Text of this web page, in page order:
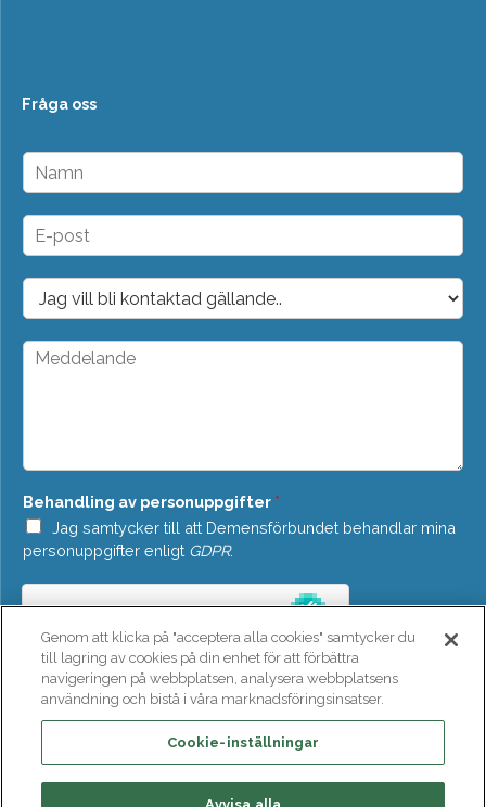
Fråga oss
N
m
n
E
p
o
t
*
D
o
p
M
a
d
e
*
Behandling av personuppgifter *
Jag samtycker till att Demensförbundet behandlar mina
personuppgifter enligt GDPR.
SKICKA
Genom att klicka på "acceptera alla cookies" samtycker du
till lagring av cookies på din enhet för att förbättra
navigeringen på webbplatsen, analysera webbplatsens
användning och bistå i våra marknadsföringsinsatser.
Cookie-inställningar